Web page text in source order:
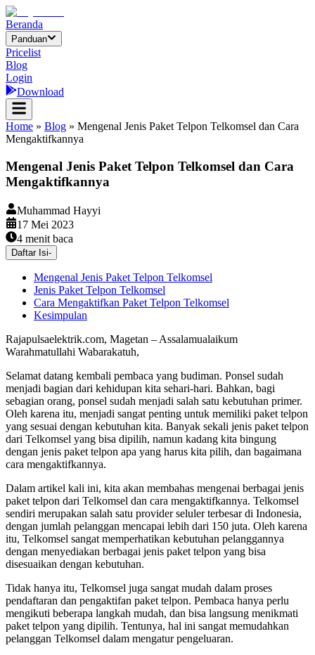
Beranda
Panduan
Pricelist
Blog
Login
Download
Home » Blog » Mengenal Jenis Paket Telpon Telkomsel dan Cara
Mengaktifkannya
Mengenal Jenis Paket Telpon Telkomsel dan Cara
Mengaktifkannya
Muhammad Hayyi
17 Mei 2023
4 menit baca
Daftar Isi-
Mengenal Jenis Paket Telpon Telkomsel
Jenis Paket Telpon Telkomsel
Cara Mengaktifkan Paket Telpon Telkomsel
Kesimpulan
Rajapulsaelektrik.com, Magetan – Assalamualaikum
Warahmatullahi Wabarakatuh,
Selamat datang kembali pembaca yang budiman. Ponsel sudah
menjadi bagian dari kehidupan kita sehari-hari. Bahkan, bagi
sebagian orang, ponsel sudah menjadi salah satu kebutuhan primer.
Oleh karena itu, menjadi sangat penting untuk memiliki paket telpon
yang sesuai dengan kebutuhan kita. Banyak sekali jenis paket telpon
dari Telkomsel yang bisa dipilih, namun kadang kita bingung
dengan jenis paket telpon apa yang harus kita pilih, dan bagaimana
cara mengaktifkannya.
Dalam artikel kali ini, kita akan membahas mengenai berbagai jenis
paket telpon dari Telkomsel dan cara mengaktifkannya. Telkomsel
sendiri merupakan salah satu provider seluler terbesar di Indonesia,
dengan jumlah pelanggan mencapai lebih dari 150 juta. Oleh karena
itu, Telkomsel sangat memperhatikan kebutuhan pelanggannya
dengan menyediakan berbagai jenis paket telpon yang bisa
disesuaikan dengan kebutuhan.
Tidak hanya itu, Telkomsel juga sangat mudah dalam proses
pendaftaran dan pengaktifan paket telpon. Pembaca hanya perlu
mengikuti beberapa langkah mudah, dan bisa langsung menikmati
paket telpon yang dipilih. Tentunya, hal ini sangat memudahkan
pelanggan Telkomsel dalam mengatur pengeluaran.